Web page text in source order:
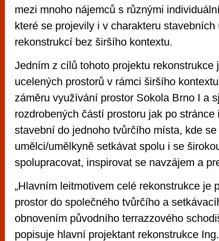
mezi mnoho nájemců s různými
které se projevily i v charakteru
rekonstrukcí bez širšího kontextu.
Jedním z cílů tohoto projektu rekonstrukce
ucelených prostorů v rámci širšího
záměru využívání prostor Sokola Brno I a
rozdrobených částí prostoru jak po stránce
stavební do jednoho tvůrčího místa, kde
umělci/umělkyně setkávat spolu i se
spolupracovat, inspirovat se navzájem a
„Hlavním leitmotivem celé rekonstrukce je
prostor do společného tvůrčího a
obnovením původního terrazzového
popisuje hlavní projektant rekonstrukce